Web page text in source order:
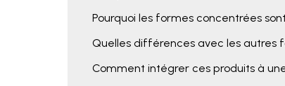
Pourquoi les formes concentrées
Quelles différences avec les autres
Comment intégrer ces produits à